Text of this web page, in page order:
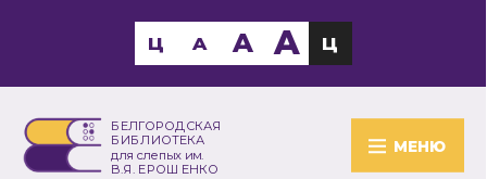
БЕЛГОРОДСКАЯ
БИБЛИОТЕКА
для слепых им.
В.Я. ЕРОШЕНКО
МЕНЮ
Ц A A A Ц